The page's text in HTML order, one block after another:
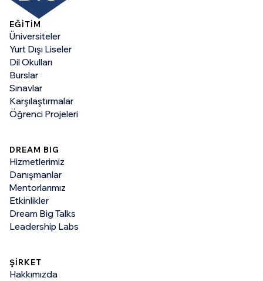
EĞİTİM
Üniversiteler
Yurt Dışı Liseler
Dil Okulları
Burslar
Sınavlar
Karşılaştırmalar
Öğrenci Projeleri
DREAM BIG
Hizmetlerimiz
Danışmanlar
Mentorlarımız
Etkinlikler
Dream Big Talks
Leadership Labs
ŞİRKET
Hakkımızda